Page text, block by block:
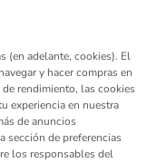
y sabrosa. Felix es
(en adelante, cookies). El
y hacer compras en
rendimiento, las cookies
experiencia en nuestra
de anuncios
sección de preferencias
los responsables del